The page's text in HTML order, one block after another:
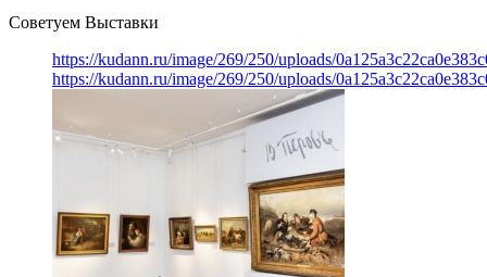
Советуем Выставки
https://kudann.ru/image/269/250/uploads/
https://kudann.ru/image/269/250/uploads/